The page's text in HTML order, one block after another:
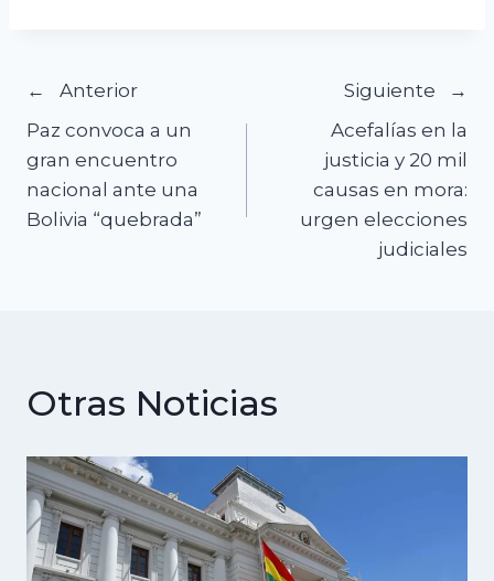
Navegación
de
entradas
Anterior
Paz convoca a un
gran encuentro
nacional ante una
Bolivia “quebrada”
Siguiente
Acefalías en la
justicia y 20 mil
causas en mora:
urgen elecciones
judiciales
Otras Noticias